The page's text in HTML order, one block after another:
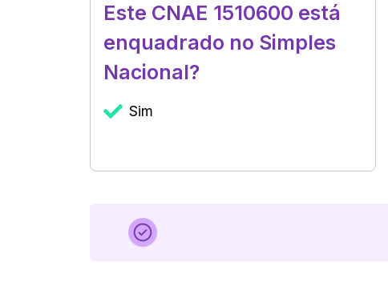
Este CNAE 1510600 está
enquadrado no Simples
Nacional?
Sim